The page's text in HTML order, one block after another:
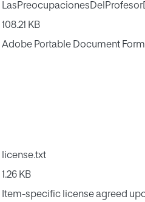
108.21 KB
Adobe Portable Document
license.txt
1.26 KB
Item-specific license agreed